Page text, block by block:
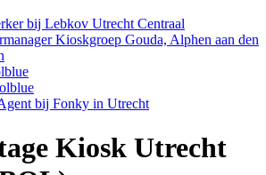
bij Lebkov Utrecht Centraal
Kioskgroep Gouda, Alphen aan den
bij Fonky in Utrecht
Kiosk Utrecht